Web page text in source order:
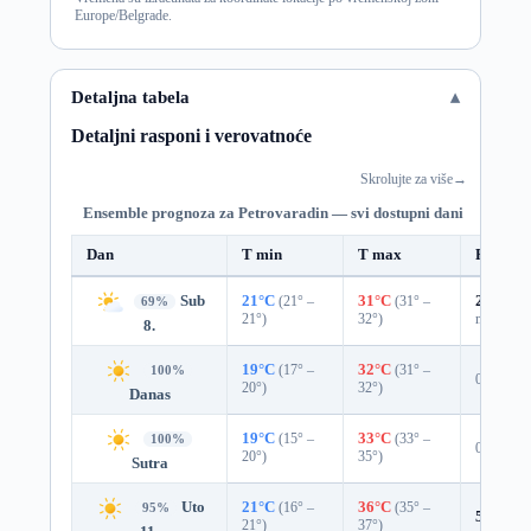
Europe/Belgrade.
Detaljna tabela
Detaljni rasponi i verovatnoće
Skrolujte za više→
Ensemble prognoza za Petrovaradin — svi dostupni dani
Dan T min T max
69%
Sub
8.
21°C (21° –
21°)
31°C (31° –
32°)
23%
mm)
100%
Danas
19°C (17° –
20°)
32°C (31° –
32°)
0%
100%
Sutra
19°C (15° –
20°)
33°C (33° –
35°)
0%
95%
Uto
21°C (16° –
21°)
36°C (35° –
37°)
5%